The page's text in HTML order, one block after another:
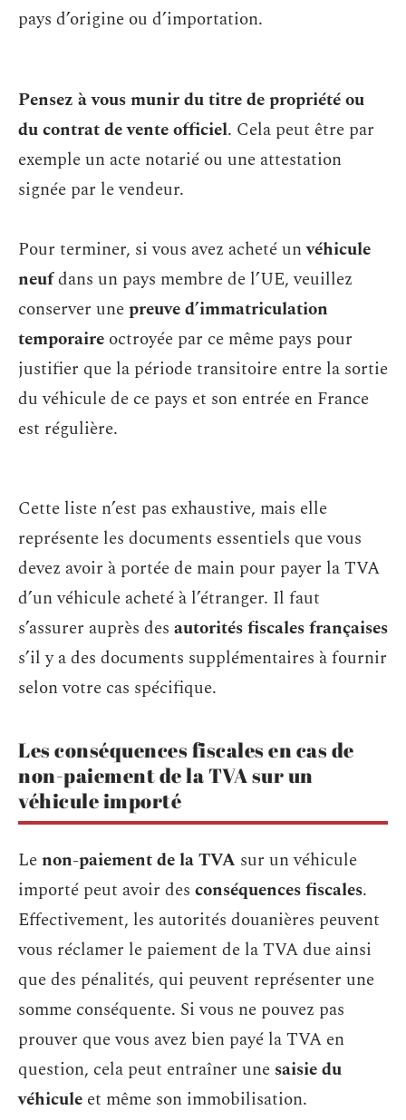
pays d’origine ou d’importation.
Pensez à vous munir du titre de propriété ou
du contrat de vente officiel. Cela peut être par
exemple un acte notarié ou une attestation
signée par le vendeur.
Pour terminer, si vous avez acheté unvéhicule
neufdans un pays membre de l’UE, veuillez
conserver unepreuve d’immatriculation
temporaire octroyée par ce même pays pour
justifier que la période transitoire entre la sortie
du véhicule de ce pays et son entrée en France
est régulière.
Cette liste n’est pas exhaustive, mais elle
représente les documents essentiels que vous
devez avoir à portée de main pour payer la TVA
d’un véhicule acheté à l’étranger. Il faut
s’assurer auprès des autorités fiscales françaises
s’il y a des documents supplémentaires à fournir
selon votre cas spécifique.
Les conséquences fiscales en cas de
non-paiement de la TVA sur un
véhicule importé
Lenon-paiement de la TVA sur un véhicule
importé peut avoir des conséquences fiscales.
Effectivement, les autorités douanières peuvent
vous réclamer le paiement de la TVA due ainsi
que des pénalités, qui peuvent représenter une
somme conséquente. Si vous ne pouvez pas
prouver que vous avez bien payé la TVA en
question, cela peut entraîner une saisie du
véhicule et même son immobilisation.